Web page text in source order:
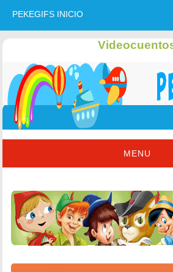
PEKEGIFS INICIO
MENU